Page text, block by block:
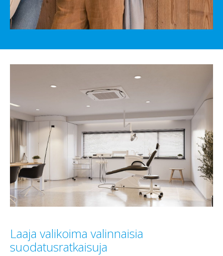
Laaja valikoima valinnaisia
suodatusratkaisuja